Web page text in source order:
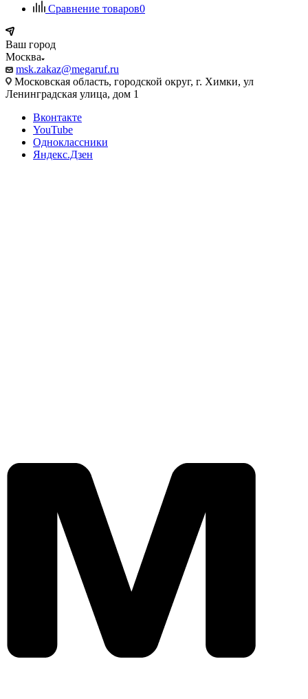
Сравнение товаров0
Ваш город
Москва
msk.zakaz@megaruf.ru
Московская область, городской округ, г. Химки, ул
Ленинградская улица, дом 1
Вконтакте
YouTube
Одноклассники
Яндекс.Дзен